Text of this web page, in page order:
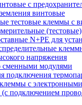
с
винтовые
тестовые клеммы с
(тестовые)
N+PE для
напряжения
модулями
подключения
с
подключением